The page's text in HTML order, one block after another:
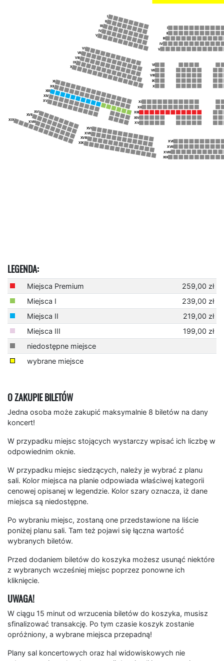
LEGENDA:
Miejsca Premium
259,00 zł
Miejsca I
239,00 zł
Miejsca II
219,00 zł
Miejsca III
199,00 zł
niedostępne miejsce
wybrane miejsce
O ZAKUPIE BILETÓW
Jedna osoba może zakupić maksymalnie 8 biletów na dany
koncert!
W przypadku miejsc stojących wystarczy wpisać ich liczbę w
odpowiednim oknie.
W przypadku miejsc siedzących, należy je wybrać z planu
sali. Kolor miejsca na planie odpowiada właściwej kategorii
cenowej opisanej w legendzie. Kolor szary oznacza, iż dane
miejsca są niedostępne.
Po wybraniu miejsc, zostaną one przedstawione na liście
poniżej planu sali. Tam też pojawi się łączna wartość
wybranych biletów.
Przed dodaniem biletów do koszyka możesz usunąć niektóre
z wybranych wcześniej miejsc poprzez ponowne ich
kliknięcie.
UWAGA!
W ciągu 15 minut od wrzucenia biletów do koszyka, musisz
sfinalizować transakcję. Po tym czasie koszyk zostanie
opróżniony, a wybrane miejsca przepadną!
Plany sal koncertowych oraz hal widowiskowych nie